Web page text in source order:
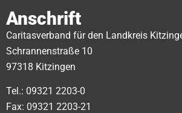
Anschrift
Caritasverband für den Landkreis
Schrannenstraße 10
97318 Kitzingen
Tel.: 09321 2203-0
Fax: 09321 2203-21